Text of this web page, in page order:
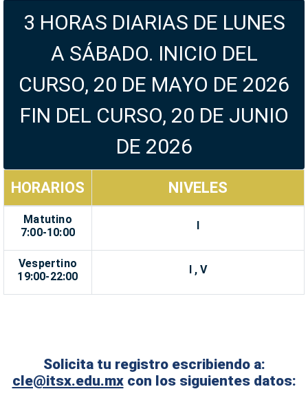
3 HORAS DIARIAS DE LUNES
A SÁBADO. INICIO DEL
CURSO, 20 DE MAYO DE 2026
FIN DEL CURSO, 20 DE JUNIO
DE 2026
HORARIOS NIVELES
Matutino
7:00-10:00
I
Vespertino
19:00-22:00
I , V
Solicita tu registro escribiendo a:
cle@itsx.edu.mxcon los siguientes datos: